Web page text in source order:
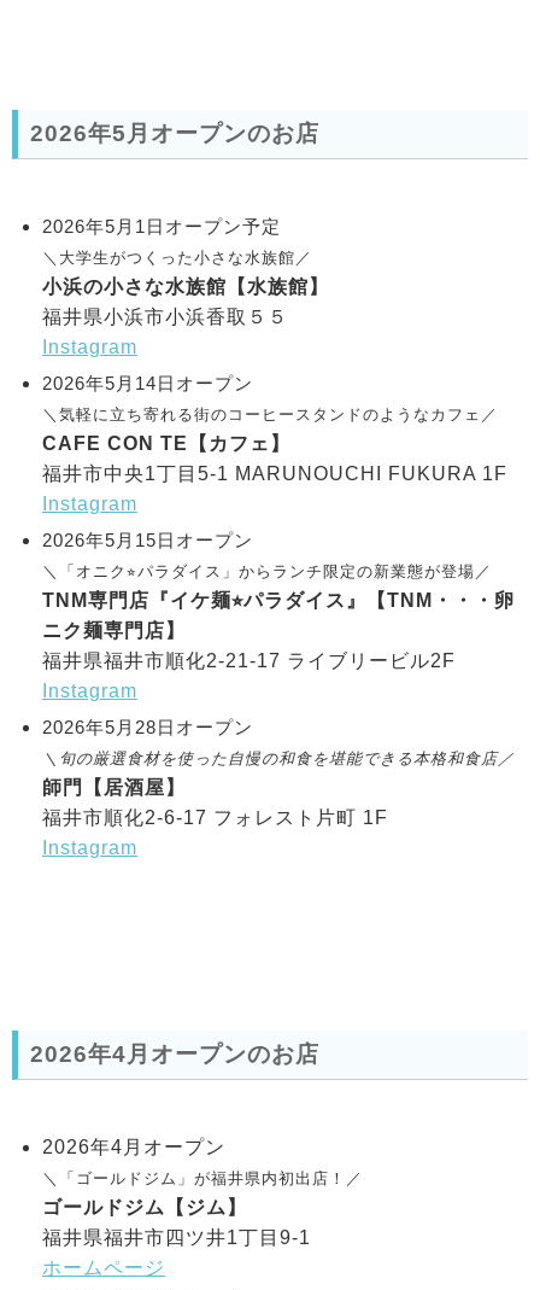
2026年5月オープンのお店
2026年5月1日オープン予定
＼大学生がつくった小さな水族館／
小浜の小さな水族館【水族館】
福井県小浜市小浜香取５５
Instagram
2026年5月14日オープン
＼気軽に立ち寄れる街のコーヒースタンドのようなカフェ／
CAFE CON TE【カフェ】
福井市中央1丁目5-1 MARUNOUCHI FUKURA 1F
Instagram
2026年5月15日オープン
＼「オニク⭐︎パラダイス」からランチ限定の新業態が登場／
TNM専門店『イケ麺⭐︎パラダイス』【TNM・・・卵
ニク麺専門店】
福井県福井市順化2-21-17 ライブリービル2F
Instagram
2026年5月28日オープン
＼旬の厳選食材を使った自慢の和食を堪能できる本格和食店／
師門【居酒屋】
福井市順化2-6-17 フォレスト片町 1F
Instagram
2026年4月オープンのお店
2026年4月オープン
＼「ゴールドジム」が福井県内初出店！ ／
ゴールドジム【ジム】
福井県福井市四ツ井1丁目9-1
ホームページ